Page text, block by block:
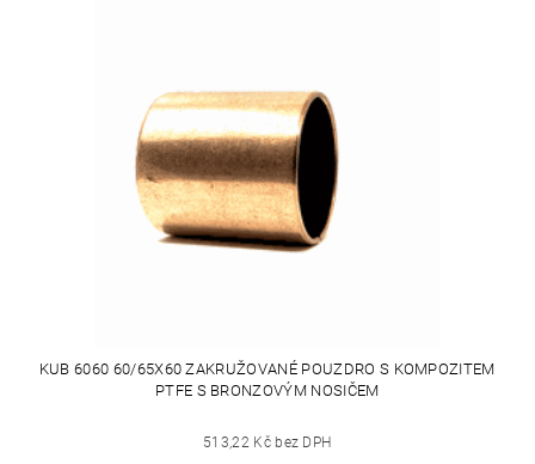
KUB 6060 60/65X60 ZAKRUŽOVANÉ POUZDRO S KOMPOZITEM
PTFE S BRONZOVÝM NOSIČEM
513,22 Kč bez DPH